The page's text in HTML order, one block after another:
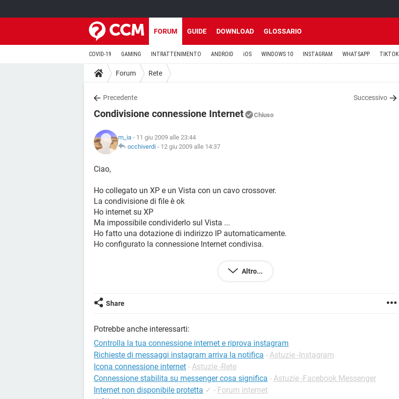
FORUM GUIDE DOWNLOAD GLOSSARIO
COVID-19 GAMING INTRATTENIMENTO ANDROID iOS WINDOWS 10 INSTAGRAM WHATSAPP TIKTOK
Forum Rete
Precedente Successivo
Condivisione connessione Internet Chiuso
m_ia - 11 giu 2009 alle 23:44
occhiverdi - 12 giu 2009 alle 14:37
Ciao,
Ho collegato un XP e un Vista con un cavo crossover.
La condivisione di file è ok
Ho internet su XP
Ma impossibile condividerlo sul Vista ...
Ho fatto una dotazione di indirizzo IP automaticamente.
Ho configurato la connessione Internet condivisa.
Altro...
Share
Potrebbe anche interessarti:
Controlla la tua connessione internet e riprova instagram
Richieste di messaggi instagram arriva la notifica - Astuzie -Instagram
Icona connessione internet - Astuzie -Rete
Connessione stabilita su messenger cosa significa - Astuzie -Facebook Messenger
Internet non disponibile protetta ✓ - Forum internet